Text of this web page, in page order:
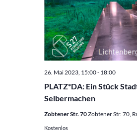
PLATZ*DA: Ein Stück
Selbermachen
26. Mai 2023, 15:00- 18:00
Zobtener Str. 70Zobtener Str. 70,
Kostenlos